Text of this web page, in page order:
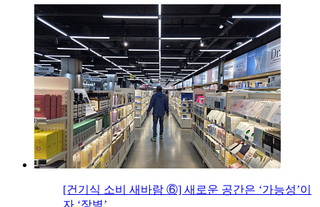
[건기식 소비 새바람 ⑥] 새로운 공간은 ‘가능성’이